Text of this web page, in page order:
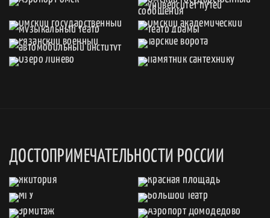
ДОСТОПРИМЕЧАТЕЛЬНОСТИ РОССИИ